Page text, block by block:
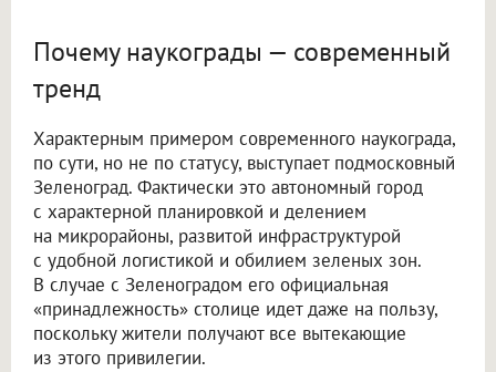
Почему наукограды — современный
тренд
Характерным примером современного наукограда,
по сути, но не по статусу, выступает подмосковный
Зеленоград. Фактически это автономный город
с характерной планировкой и делением
на микрорайоны, развитой инфраструктурой
с удобной логистикой и обилием зеленых зон.
В случае с Зеленоградом его официальная
«принадлежность» столице идет даже на пользу,
поскольку жители получают все вытекающие
из этого привилегии.